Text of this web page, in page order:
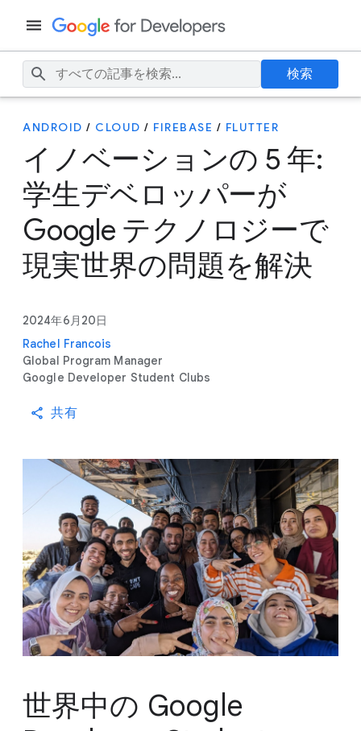
検索
ANDROID / CLOUD / FIREBASE / FLUTTER
イノベーションの 5 年:
学生デベロッパーが
Google テクノロジーで
現実世界の問題を解決
2024年6月20日
Rachel Francois
Global Program Manager
Google Developer Student Clubs
共有
世界中の Google